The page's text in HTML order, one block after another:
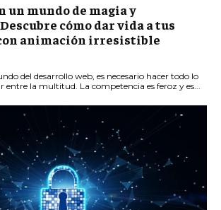
un mundo de magia y
cómo dar vida a tus
animación irresistible
del desarrollo web, es necesario hacer todo lo
entre la multitud. La competencia es feroz y es...